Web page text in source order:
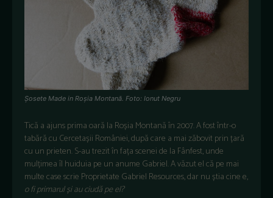
Şosete Made in Roșia Montană. Foto: Ionut Negru
Tică a ajuns prima oară la Roșia Montană în 2007. A fost într-o
tabără cu Cercetașii României, după care a mai zăbovit prin țară
cu un prieten. S-au trezit în fața scenei de la Fânfest, unde
mulțimea îl huiduia pe un anume Gabriel. A văzut el că pe mai
multe case scrie Proprietate Gabriel Resources, dar nu știa cine e,
o fi primarul și au ciudă pe el?